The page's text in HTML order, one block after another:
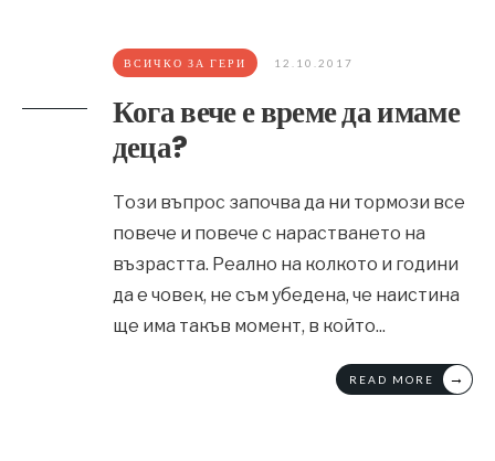
ВСИЧКО ЗА ГЕРИ 12.10.2017
Кога вече е време да имаме
деца?
Този въпрос започва да ни тормози все
повече и повече с нарастването на
възрастта. Реално на колкото и години
да е човек, не съм убедена, че наистина
ще има такъв момент, в който...
READ MORE →